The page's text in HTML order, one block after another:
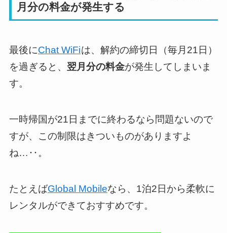
月分の料金が発生する
最後にChat WiFiは、解約の締切日（毎月21日）
を過ぎると、 翌月分の料金が発生してしまいま
す。
一時帰国が21日までに終わるなら問題ないので
すが、この制限はきついものがありますよ
ね…‥。
たとえばGlobal Mobileなら、1泊2日から柔軟に
レンタルができておすすめです。